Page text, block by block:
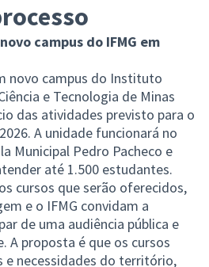
campus do IFMG em
novo campus do Instituto
e Tecnologia de Minas
das atividades previsto para o
A unidade funcionará no
Municipal Pedro Pacheco e
até 1.500 estudantes.
cursos que serão oferecidos,
e o IFMG convidam a
de uma audiência pública e
A proposta é que os cursos
e necessidades do território,